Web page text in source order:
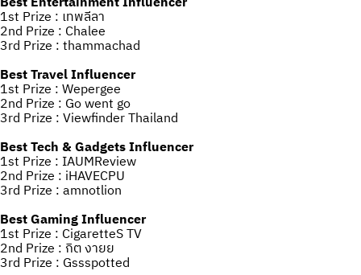
1st Prize : เทพลีลา
2nd Prize : Chalee
3rd Prize : thammachad
Best Travel Influencer
1st Prize : Wepergee
2nd Prize : Go went go
3rd Prize : Viewfinder Thailand
Best Tech & Gadgets Influencer
1st Prize : IAUMReview
2nd Prize : iHAVECPU
3rd Prize : amnotlion
Best Gaming Influencer
1st Prize : CigaretteS TV
2nd Prize : กิต งายย
3rd Prize : Gssspotted